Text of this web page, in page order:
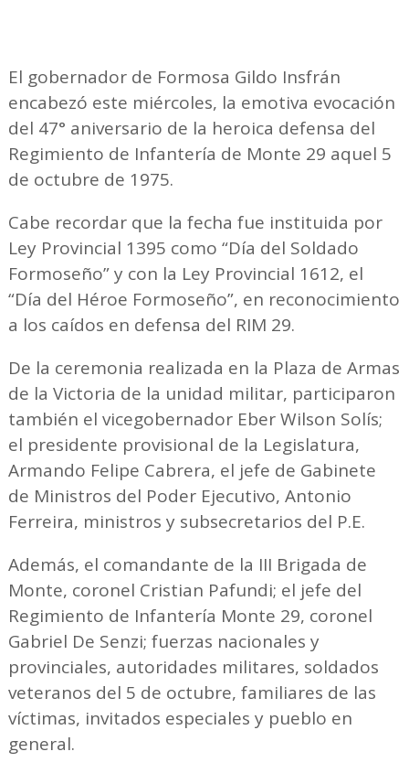
El gobernador de Formosa Gildo Insfrán
encabezó este miércoles, la emotiva evocación
del 47° aniversario de la heroica defensa del
Regimiento de Infantería de Monte 29 aquel 5
de octubre de 1975.
Cabe recordar que la fecha fue instituida por
Ley Provincial 1395 como “Día del Soldado
Formoseño” y con la Ley Provincial 1612, el
“Día del Héroe Formoseño”, en reconocimiento
a los caídos en defensa del RIM 29.
De la ceremonia realizada en la Plaza de Armas
de la Victoria de la unidad militar, participaron
también el vicegobernador Eber Wilson Solís;
el presidente provisional de la Legislatura,
Armando Felipe Cabrera, el jefe de Gabinete
de Ministros del Poder Ejecutivo, Antonio
Ferreira, ministros y subsecretarios del P.E.
Además, el comandante de la III Brigada de
Monte, coronel Cristian Pafundi; el jefe del
Regimiento de Infantería Monte 29, coronel
Gabriel De Senzi; fuerzas nacionales y
provinciales, autoridades militares, soldados
veteranos del 5 de octubre, familiares de las
víctimas, invitados especiales y pueblo en
general.